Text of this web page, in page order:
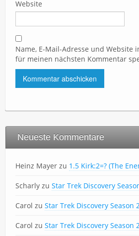
Website
Name, E-Mail-Adresse und Website
für meinen nächsten Kommentar
Neueste Kommentare
Heinz Mayer zu 1.5 Kirk:2=? (The
Scharly zu Star Trek Discovery
Carol zu Star Trek Discovery Season
Carol zu Star Trek Discovery Season